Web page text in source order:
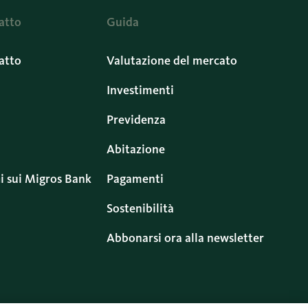
sui Migros Bank
Guida
Valutazione del mercato
Investimenti
Previdenza
Abitazione
Pagamenti
Sostenibilità
Abbonarsi ora alla newsletter